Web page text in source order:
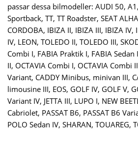
passar dessa bilmodeller: AUDI 50,
Sportback, TT, TT Roadster, SEAT
CORDOBA, IBIZA II, IBIZA III, IBIZA IV,
IV, LEON, TOLEDO II, TOLEDO III,
Combi I, FABIA Praktik I, FABIA Sedan
II, OCTAVIA Combi I, OCTAVIA Combi
Variant, CADDY Minibus, minivan III,
limousine III, EOS, GOLF IV, GOLF V,
Variant IV, JETTA III, LUPO I, NEW
Cabriolet, PASSAT B6, PASSAT B6
POLO Sedan IV, SHARAN, TOUAREG,